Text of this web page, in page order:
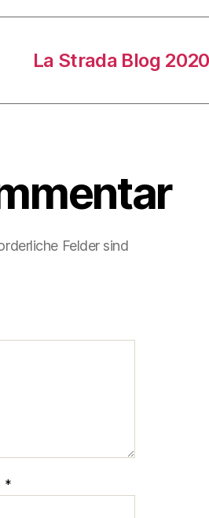
La Strada Blog
Felder sind
*